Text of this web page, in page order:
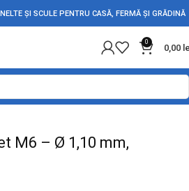
ȘI SCULE PENTRU CASĂ, FERMĂ ȘI GRĂDINĂ
0
0,00
Electrice
M6 – Ø 1,10 mm,